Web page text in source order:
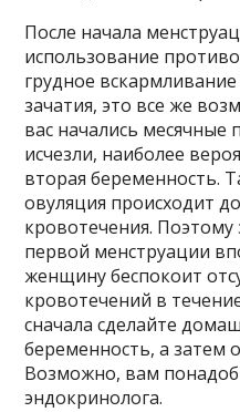
После начала
использование
грудное
зачатия, это все же
вас начались месячные
исчезли, наиболее
вторая беременность.
овуляция происходит
кровотечения.
первой менструации
женщину беспокоит
кровотечений в
сначала сделайте
беременность, а затем
Возможно, вам
эндокринолога.